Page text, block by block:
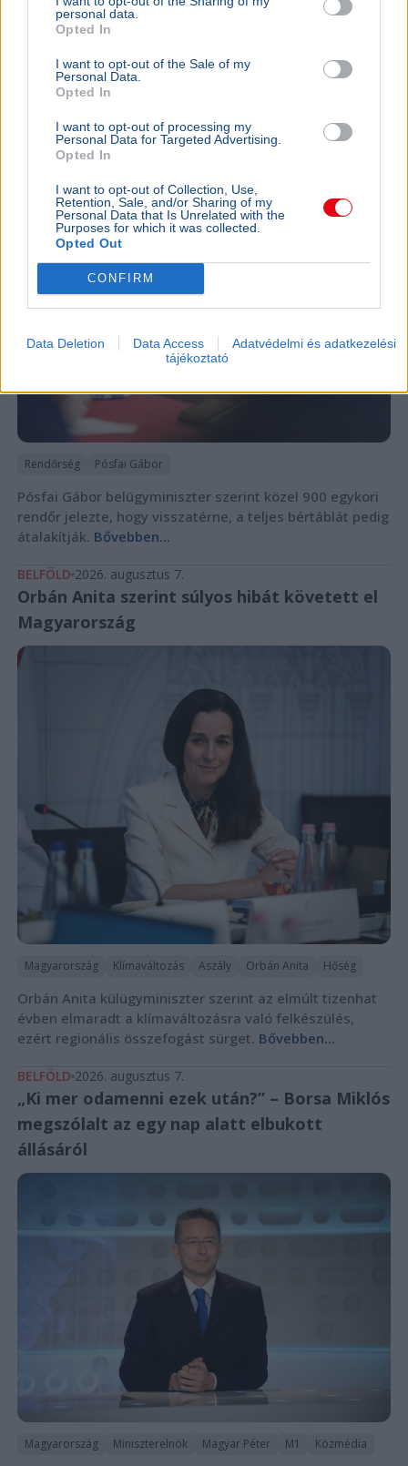
personal data.
Opted In
I want to opt-out of the Sale of my
Personal Data.
Opted In
I want to opt-out of processing my
Personal Data for Targeted Advertising.
Opted In
I want to opt-out of Collection, Use,
Retention, Sale, and/or Sharing of my
Personal Data that Is Unrelated with the
Purposes for which it was collected.
Opted Out
CONFIRM
Data Deletion Data Access
Adatvédelmi és adatkezelési
tájékoztató
új elnököt szeptember 26-án, Lázár János májusi
lemondása után.
Ajánljuk még
BELFÖLD 2026. augusztus 7.
Pósfai Gábor: közel 900 egykori rendőr térne
vissza a testülethez
Rendőrség Pósfai Gábor
Pósfai Gábor belügyminiszter szerint közel 900 egykori
rendőr jelezte, hogy visszatérne, a teljes bértáblát pedig
átalakítják. Bővebben...
BELFÖLD 2026. augusztus 7.
Orbán Anita szerint súlyos hibát követett el
Magyarország
Magyarország Klímaváltozás Aszály Orbán Anita Hőség
Orbán Anita külügyminiszter szerint az elmúlt tizenhat
évben elmaradt a klímaváltozásra való felkészülés,
ezért regionális összefogást sürget. Bővebben...
BELFÖLD 2026. augusztus 7.
„Ki mer odamenni ezek után?” – Borsa Miklós
megszólalt az egy nap alatt elbukott
állásáról
Magyarország Miniszterelnök Magyar Péter M1 Közmédia